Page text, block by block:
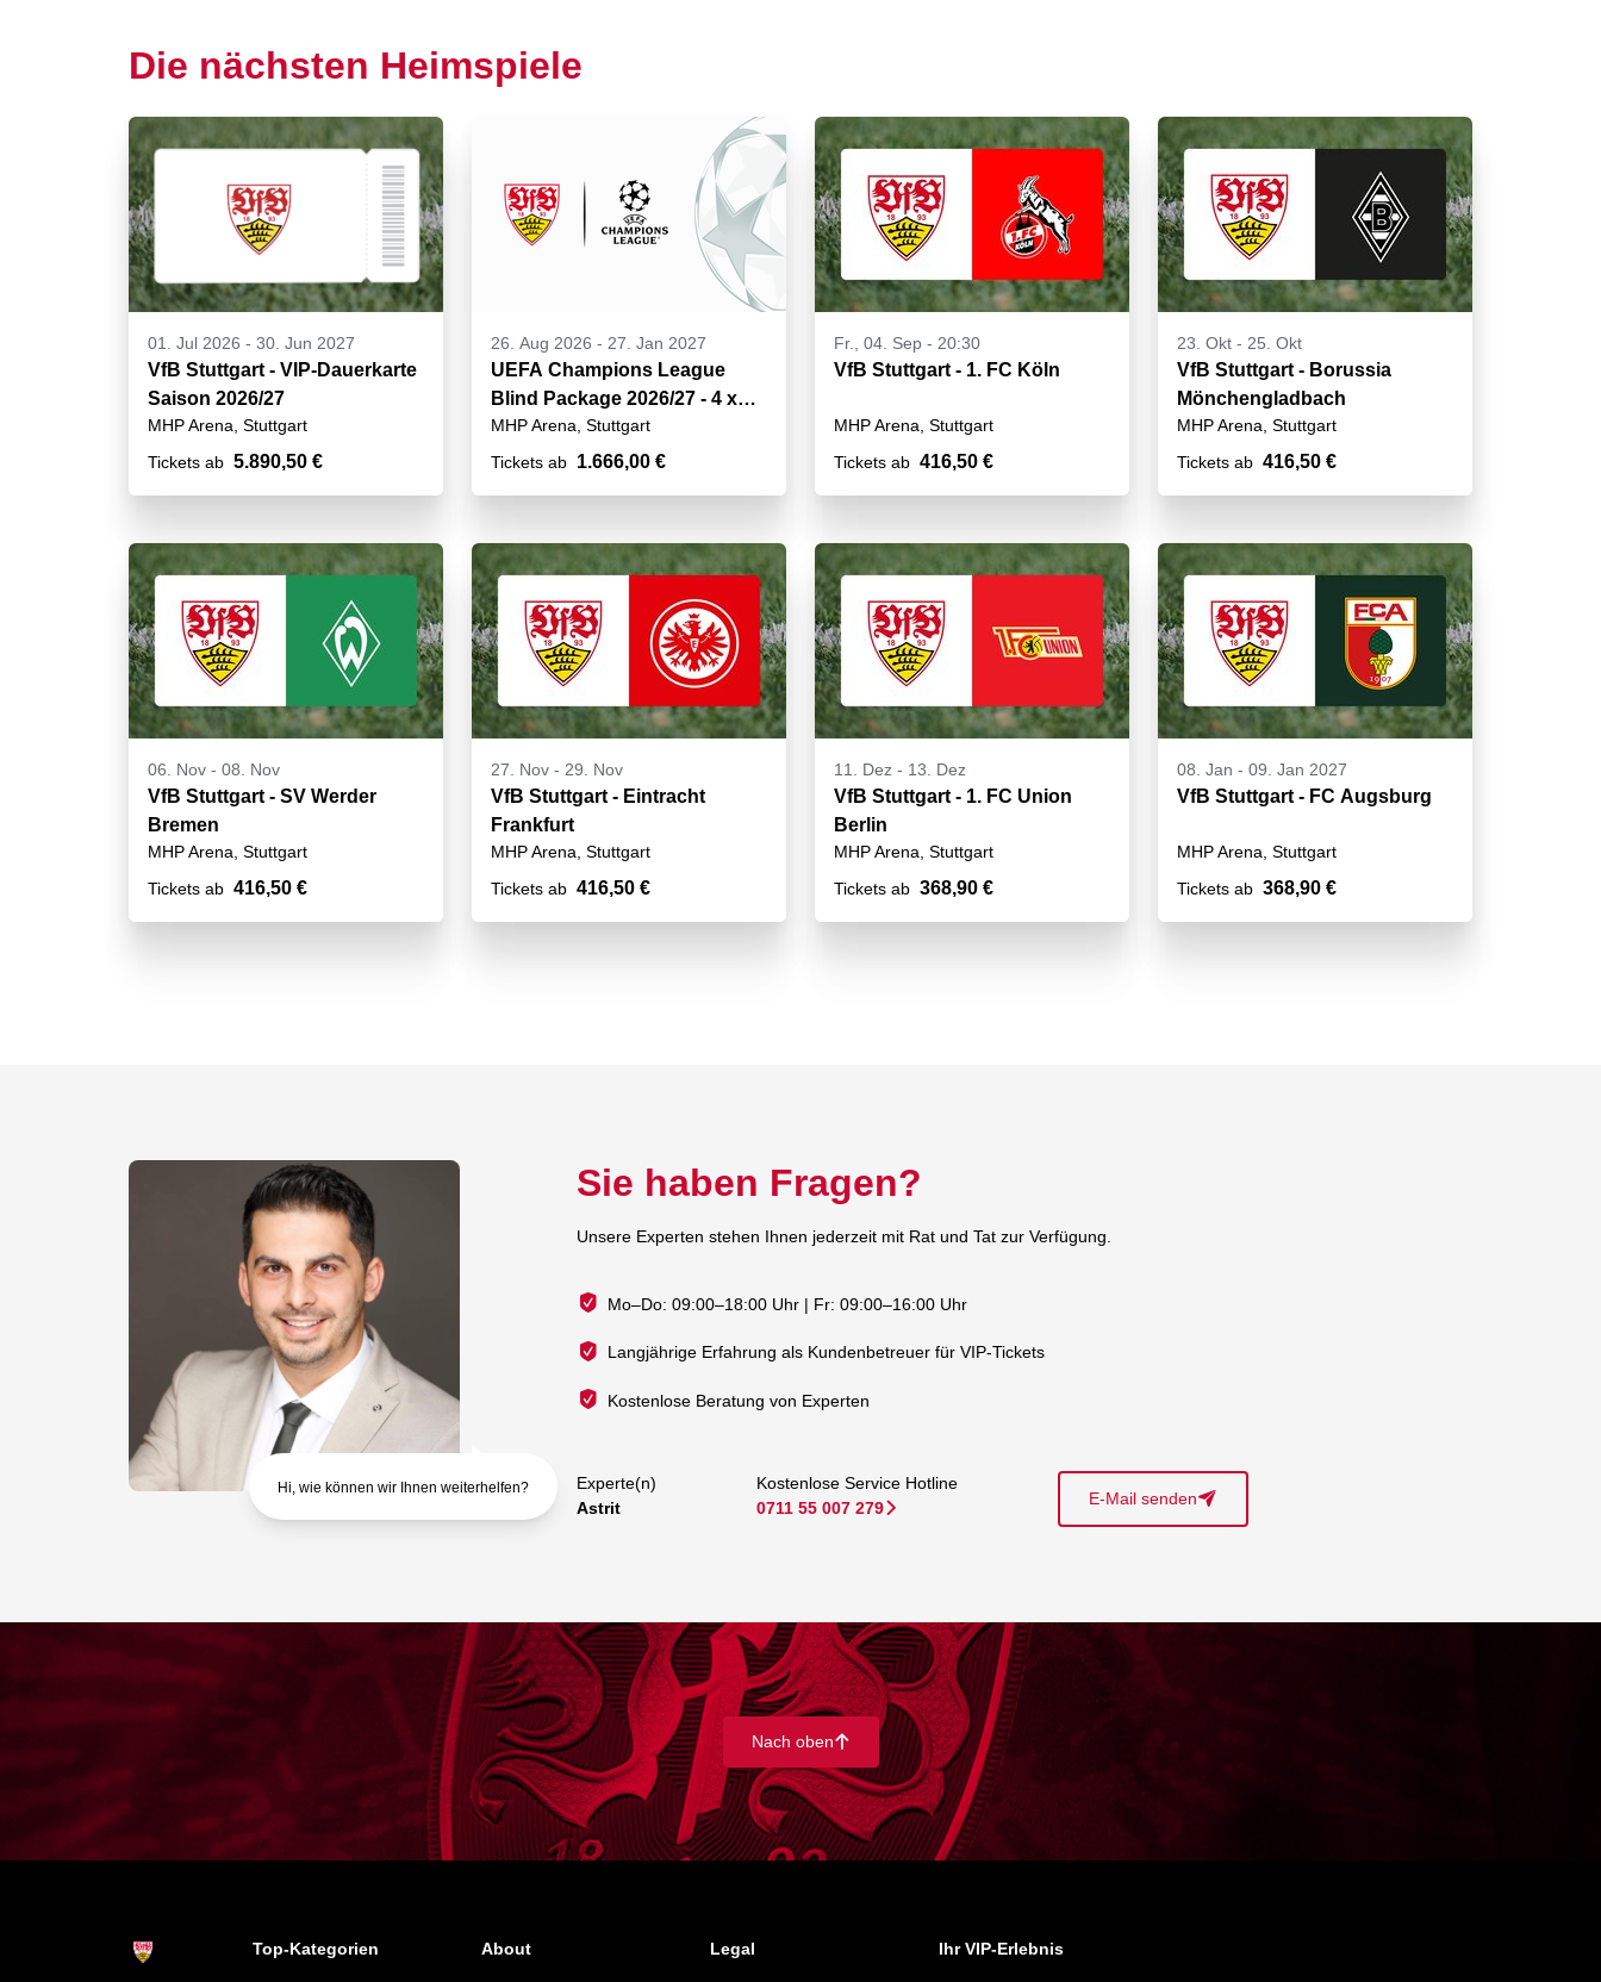
Die nächsten Heimspiele
01. Jul 2026 - 30. Jun 2027
VfB Stuttgart - VIP-Dauerkarte
Saison 2026/27
MHP Arena, Stuttgart
Tickets ab 5.890,50 €
26. Aug 2026 - 27. Jan 2027
UEFA Champions League
Blind Package 2026/27 - 4 x
VIP
MHP Arena, Stuttgart
Tickets ab 1.666,00 €
Fr., 04. Sep - 20:30
VfB Stuttgart - 1. FC Köln
MHP Arena, Stuttgart
Tickets ab 416,50 €
23. Okt - 25. Okt
VfB Stuttgart - Borussia
Mönchengladbach
MHP Arena, Stuttgart
Tickets ab 416,50 €
06. Nov - 08. Nov
VfB Stuttgart - SV Werder
Bremen
MHP Arena, Stuttgart
Tickets ab 416,50 €
27. Nov - 29. Nov
VfB Stuttgart - Eintracht
Frankfurt
MHP Arena, Stuttgart
Tickets ab 416,50 €
11. Dez - 13. Dez
VfB Stuttgart - 1. FC Union
Berlin
MHP Arena, Stuttgart
Tickets ab 368,90 €
08. Jan - 09. Jan 2027
VfB Stuttgart - FC Augsburg
MHP Arena, Stuttgart
Tickets ab 368,90 €
Hi, wie können wir Ihnen weiterhelfen?
Sie haben Fragen?
Unsere Experten stehen Ihnen jederzeit mit Rat und Tat zur Verfügung.
Mo–Do: 09:00–18:00 Uhr | Fr: 09:00–16:00 Uhr
Langjährige Erfahrung als Kundenbetreuer für VIP-Tickets
Kostenlose Beratung von Experten
Experte(n)
Astrit
Kostenlose Service Hotline
0711 55 007 279􀆊 E-Mail senden􀈠
Nach oben􀄨
Top-Kategorien About Legal Ihr VIP-Erlebnis